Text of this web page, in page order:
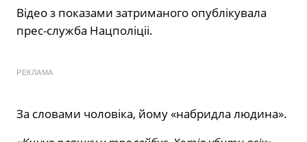
Відео з показами затриманого опублікувала
прес-служба Нацполіціі.
РЕКЛАМА
За словами чоловіка, йому «набридла людина».